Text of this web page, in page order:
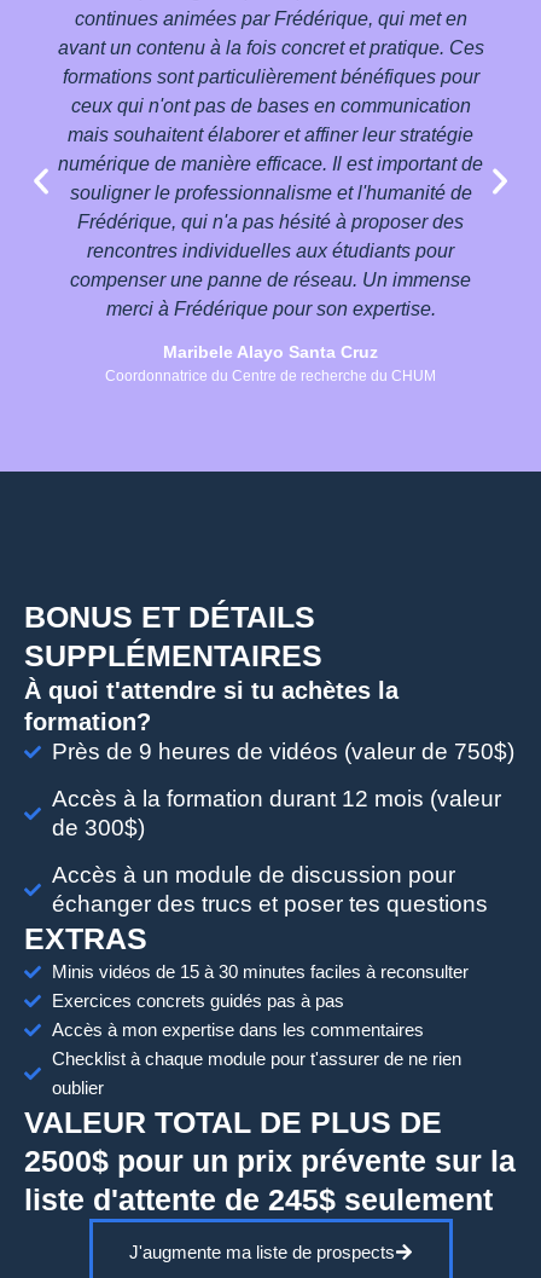
continues animées par Frédérique, qui met en
avant un contenu à la fois concret et pratique. Ces
formations sont particulièrement bénéfiques pour
ceux qui n'ont pas de bases en communication
mais souhaitent élaborer et affiner leur stratégie
numérique de manière efficace. Il est important de
souligner le professionnalisme et l'humanité de
Frédérique, qui n'a pas hésité à proposer des
rencontres individuelles aux étudiants pour
compenser une panne de réseau. Un immense
merci à Frédérique pour son expertise.
Maribele Alayo Santa Cruz
Coordonnatrice du Centre de recherche du CHUM
BONUS ET DÉTAILS
SUPPLÉMENTAIRES
À quoi t'attendre si tu achètes la
formation?
Près de 9 heures de vidéos (valeur de 750$)
Accès à la formation durant 12 mois (valeur
de 300$)
Accès à un module de discussion pour
échanger des trucs et poser tes questions
EXTRAS
Minis vidéos de 15 à 30 minutes faciles à reconsulter
Exercices concrets guidés pas à pas
Accès à mon expertise dans les commentaires
Checklist à chaque module pour t'assurer de ne rien
oublier
VALEUR TOTAL DE PLUS DE
2500$ pour un prix prévente sur la
liste d'attente de 245$ seulement
J'augmente ma liste de prospects